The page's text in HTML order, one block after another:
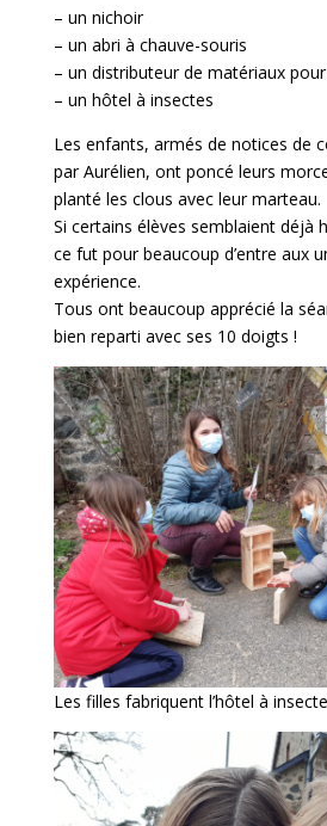
– un nichoir
– un abri à chauve-souris
– un distributeur de matériaux
– un hôtel à insectes
Les enfants, armés de notices de
par Aurélien, ont poncé leurs
planté les clous avec leur marteau.
Si certains élèves semblaient déjà
ce fut pour beaucoup d’entre aux
expérience.
Tous ont beaucoup apprécié la
bien reparti avec ses 10 doigts !
Les filles fabriquent l’hôtel à